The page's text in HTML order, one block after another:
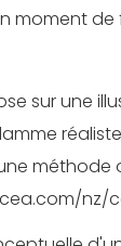
moment de
sur une